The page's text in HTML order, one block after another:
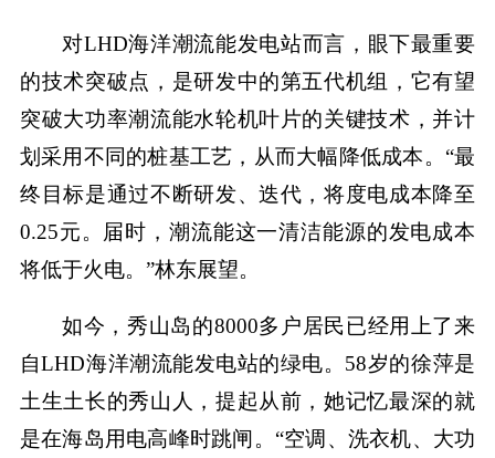
对LHD海洋潮流能发电站而言，眼下最重要
的技术突破点，是研发中的第五代机组，它有望
突破大功率潮流能水轮机叶片的关键技术，并计
划采用不同的桩基工艺，从而大幅降低成本。“最
终目标是通过不断研发、迭代，将度电成本降至
0.25元。届时，潮流能这一清洁能源的发电成本
将低于火电。”林东展望。
如今，秀山岛的8000多户居民已经用上了来
自LHD海洋潮流能发电站的绿电。58岁的徐萍是
土生土长的秀山人，提起从前，她记忆最深的就
是在海岛用电高峰时跳闸。“空调、洗衣机、大功